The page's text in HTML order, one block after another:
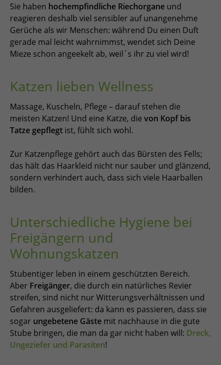
Sie haben hochempfindliche Riechorgane und
reagieren deshalb viel sensibler auf unangenehme
Gerüche als wir Menschen: während Du einen Duft
gerade mal leicht wahrnimmst, wendet sich Deine
Mieze schon angeekelt ab, weil´s ihr zu viel wird!
Katzen lieben Wellness
Massage, Kuscheln, Pflege – darauf stehen die
meisten Katzen! Und eine Katze, die von Kopf bis
Tatze gepflegt ist, fühlt sich wohl.
Zur Katzenpflege gehört auch das Bürsten des Fells;
das hält das Haarkleid nicht nur sauber und glänzend,
sondern verhindert auch, dass sich viele Haarballen
bilden.
Unterschiedliche Hygiene bei
Freigängern und
Wohnungskatzen
Stubentiger leben in einem geschützten Bereich.
Aber Freigänger, die durch ein natürliches Revier
streifen, sind nicht nur Witterungsverhältnissen und
Gefahren ausgeliefert: da kann es passieren, dass sie
sogar ungebetene Gäste mit nachhause in die gute
Stube bringen, die man da gar nicht haben will: Dreck,
Ungeziefer und Parasiten!